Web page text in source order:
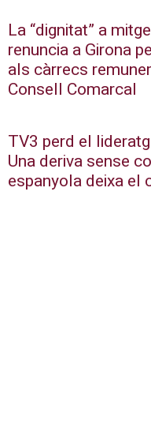
La “dignitat” a
renuncia a Girona
als càrrecs
Consell Comarcal
TV3 perd el
Una deriva sense
espanyola deixa el